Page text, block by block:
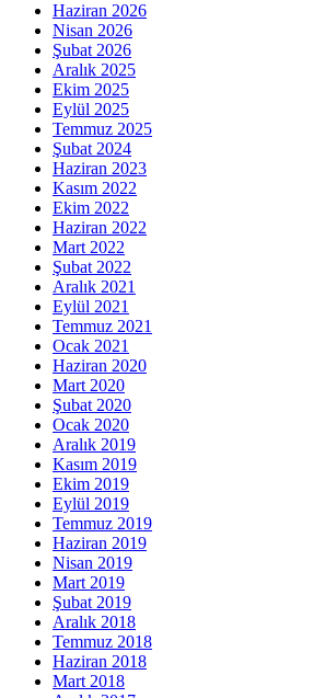
Haziran 2026
Nisan 2026
Şubat 2026
Aralık 2025
Ekim 2025
Eylül 2025
Temmuz 2025
Şubat 2024
Haziran 2023
Kasım 2022
Ekim 2022
Haziran 2022
Mart 2022
Şubat 2022
Aralık 2021
Eylül 2021
Temmuz 2021
Ocak 2021
Haziran 2020
Mart 2020
Şubat 2020
Ocak 2020
Aralık 2019
Kasım 2019
Ekim 2019
Eylül 2019
Temmuz 2019
Haziran 2019
Nisan 2019
Mart 2019
Şubat 2019
Aralık 2018
Temmuz 2018
Haziran 2018
Mart 2018